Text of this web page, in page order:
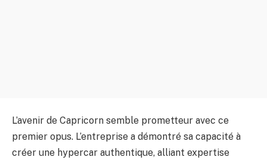
L’avenir de Capricorn semble prometteur avec ce
premier opus. L’entreprise a démontré sa capacité à
créer une hypercar authentique, alliant expertise